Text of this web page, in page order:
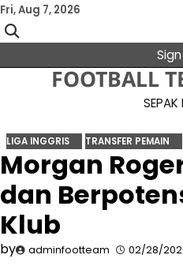
Skip
to
content
Fri, Aug 7, 2026
FOOTBALL
SEPAK
LIGA INGGRIS TRANSFER PEMAIN
Morgan
dan
Klub
by adminfootteam 02/28/